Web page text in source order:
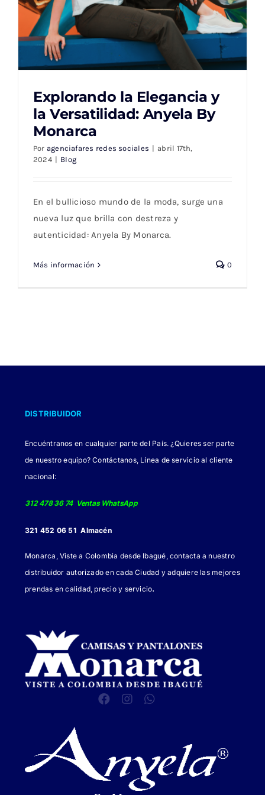
Explorando la Elegancia y
la Versatilidad: Anyela By
Monarca
Por agenciafares redes sociales | abril 17th,
2024 | Blog
En el bullicioso mundo de la moda, surge una
nueva luz que brilla con destreza y
autenticidad: Anyela By Monarca.
Más información 0
DISTRIBUIDOR
Encuéntranos en cualquier parte del País. ¿Quieres ser parte
de nuestro equipo? Contáctanos, Línea de servicio al cliente
nacional:
312 478 36 74 Ventas WhatsApp
321 452 06 51 Almacén
Monarca, Viste a Colombia desde Ibagué, contacta a nuestro
distribuidor autorizado en cada Ciudad y adquiere las mejores
prendas en calidad, precio y servicio.